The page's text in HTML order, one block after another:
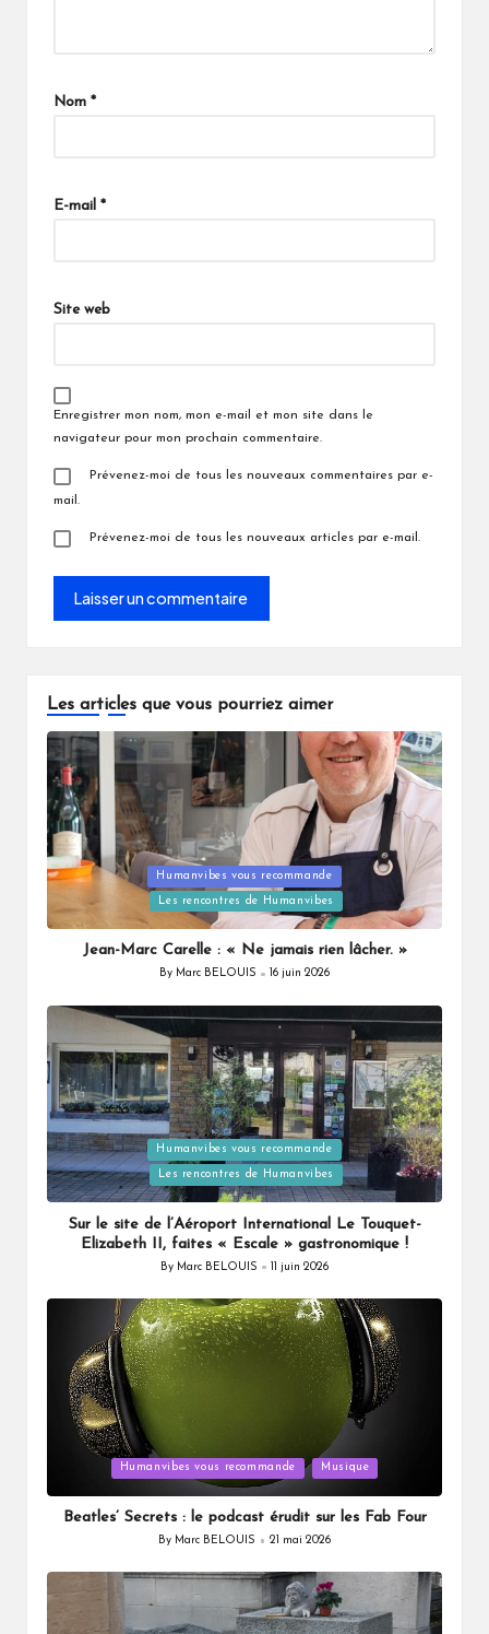
Nom *
E-mail *
Site web
Enregistrer mon nom, mon e-mail et mon site dans le
navigateur pour mon prochain commentaire.
Prévenez-moi de tous les nouveaux commentaires par e-
mail.
Prévenez-moi de tous les nouveaux articles par e-mail.
Les articles que vous pourriez aimer
Posted
Humanvibes vous recommande
Les rencontres de Humanvibes
Jean-Marc Carelle : « Ne jamais rien lâcher. »
Posted
By Marc BELOUIS 16 juin 2026
Posted
in
Humanvibes vous recommande
Les rencontres de Humanvibes
Sur le site de l’Aéroport International Le Touquet-
Elizabeth II, faites « Escale » gastronomique !
Posted
By Marc BELOUIS 11 juin 2026
Humanvibes vous recommande Musique
Beatles’ Secrets : le podcast érudit sur les Fab Four
Posted
By Marc BELOUIS 21 mai 2026